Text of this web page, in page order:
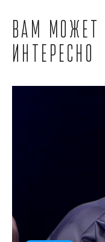
Вам может
интересно